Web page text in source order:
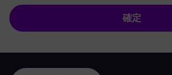
確定